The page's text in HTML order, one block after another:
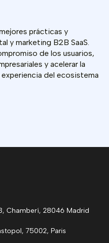
prácticas y
y marketing B2B SaaS.
de los usuarios,
y acelerar la
del ecosistema
Chamberí, 28046 Madrid
75002, Paris